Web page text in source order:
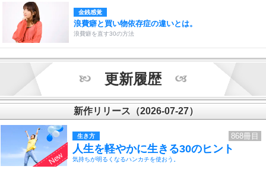
金銭感覚
浪費癖と買い物依存症の違いとは。
浪費癖を直す30の方法
更新履歴
新作リリース（2026-07-27）
生き方 868冊目
人生を軽やかに生きる30のヒント
気持ちが明るくなるハンカチを使おう。